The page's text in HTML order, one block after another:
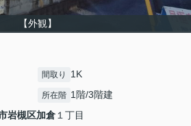
【外観】
間取り 1K
所在階 1階/3階建
岩槻区加倉１丁目